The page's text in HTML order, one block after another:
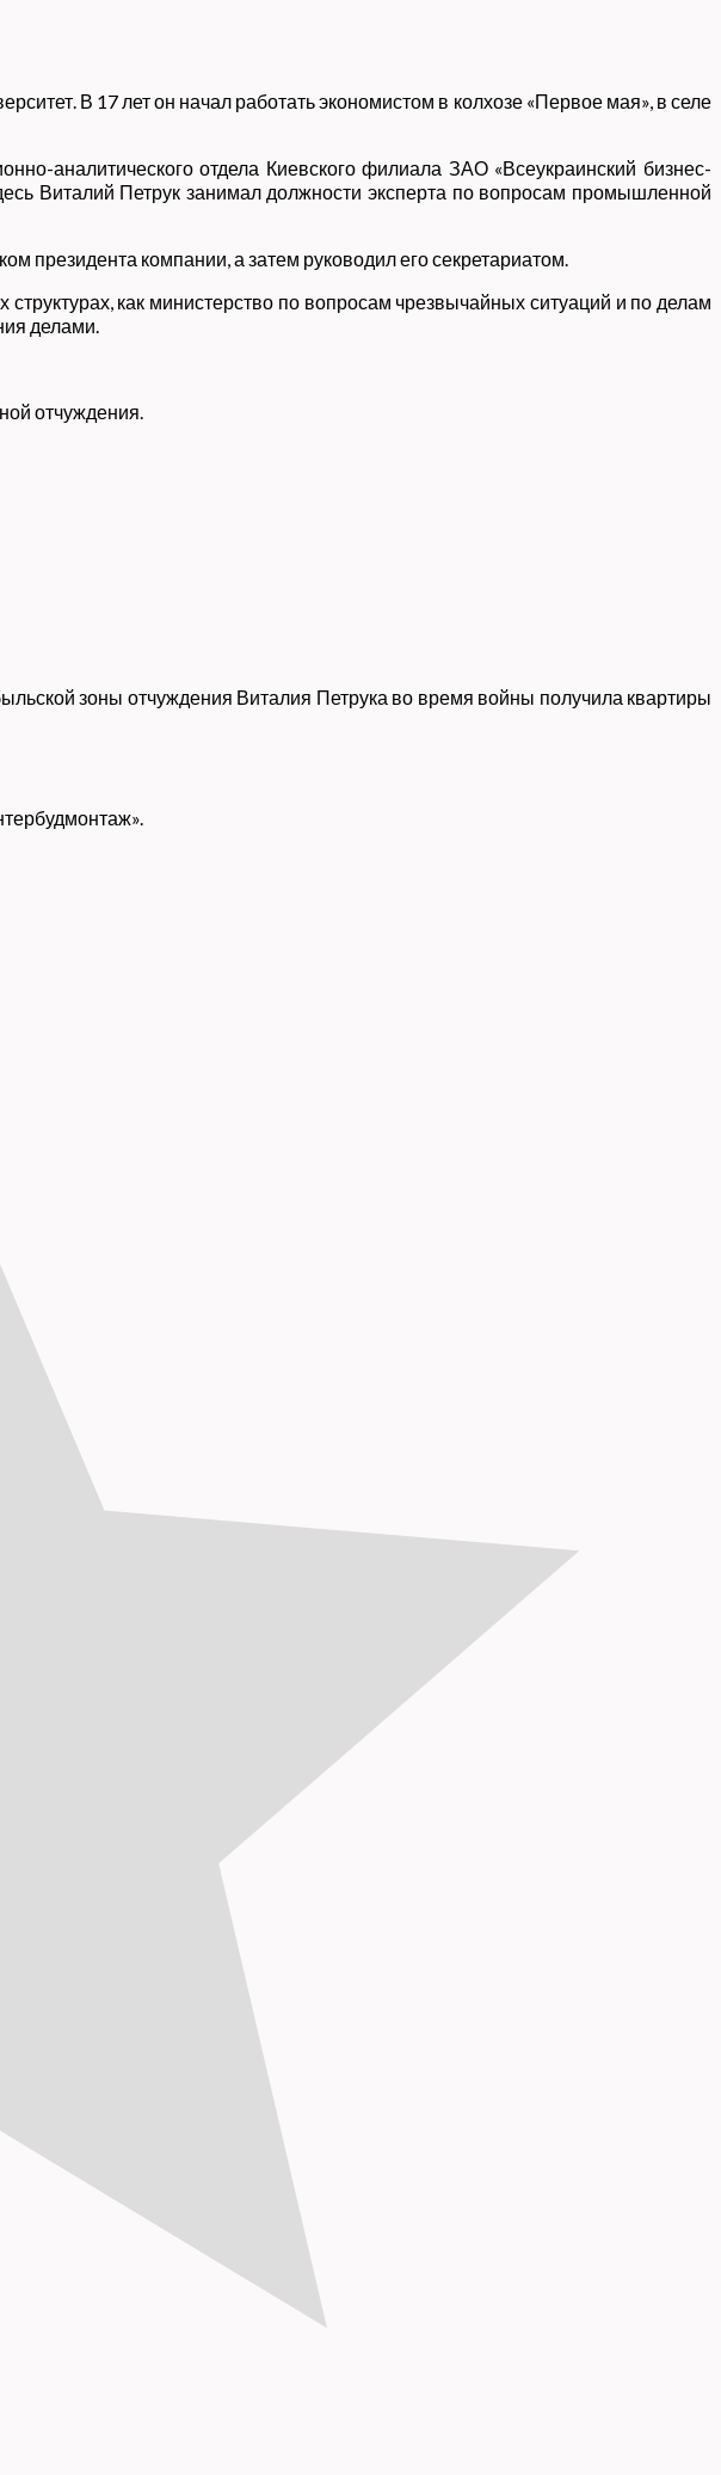
В 17 лет он начал работать экономистом в колхозе «Первое мая», в селе
аналитического отдела Киевского филиала ЗАО «Всеукраинский бизнес-
Виталий Петрук занимал должности эксперта по вопросам промышленной
президента компании, а затем руководил его секретариатом.
как министерство по вопросам чрезвычайных ситуаций и по делам
делами.
отчуждения.
зоны отчуждения Виталия Петрука во время войны получила квартиры